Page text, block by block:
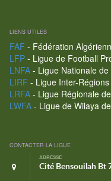
LIENS UTILES
FAF - Fédération
LFP- Ligue de Football
LNFA- Ligue Nationale de
LIRF - Ligue Inter-
LRFA- Ligue Régionale
LWFA- Ligue de Wilaya
CONTACTER LA LIGUE
ADRESSE
Cité Bensouilah Bt